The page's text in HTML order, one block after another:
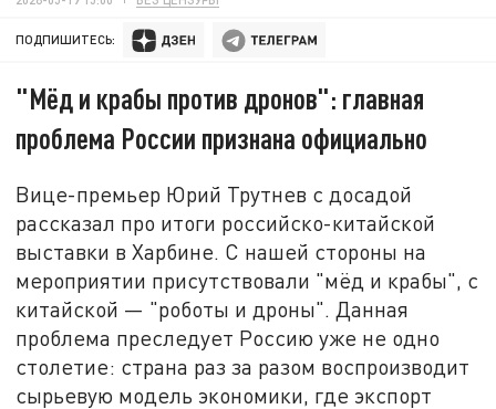
ПОДПИШИТЕСЬ:
"Мёд и крабы против дронов": главная
проблема России признана официально
Вице-премьер Юрий Трутнев с досадой
рассказал про итоги российско-китайской
выставки в Харбине. С нашей стороны на
мероприятии присутствовали "мёд и крабы", с
китайской — "роботы и дроны". Данная
проблема преследует Россию уже не одно
столетие: страна раз за разом воспроизводит
сырьевую модель экономики, где экспорт